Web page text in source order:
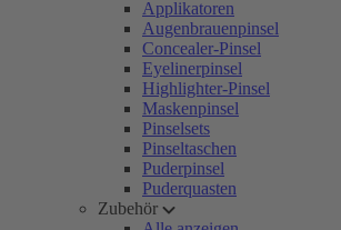
Applikatoren
Augenbrauenpinsel
Concealer-Pinsel
Eyelinerpinsel
Highlighter-Pinsel
Maskenpinsel
Pinselsets
Pinseltaschen
Puderpinsel
Puderquasten
Zubehör